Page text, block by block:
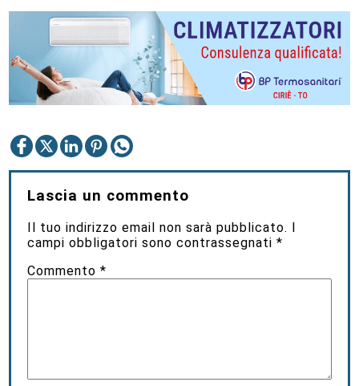
Lascia un commento
Il tuo indirizzo email non sarà pubblicato. I
campi obbligatori sono contrassegnati*
Commento*